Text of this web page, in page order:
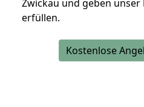
Zwickau und geben unser
erfüllen.
Kostenlose